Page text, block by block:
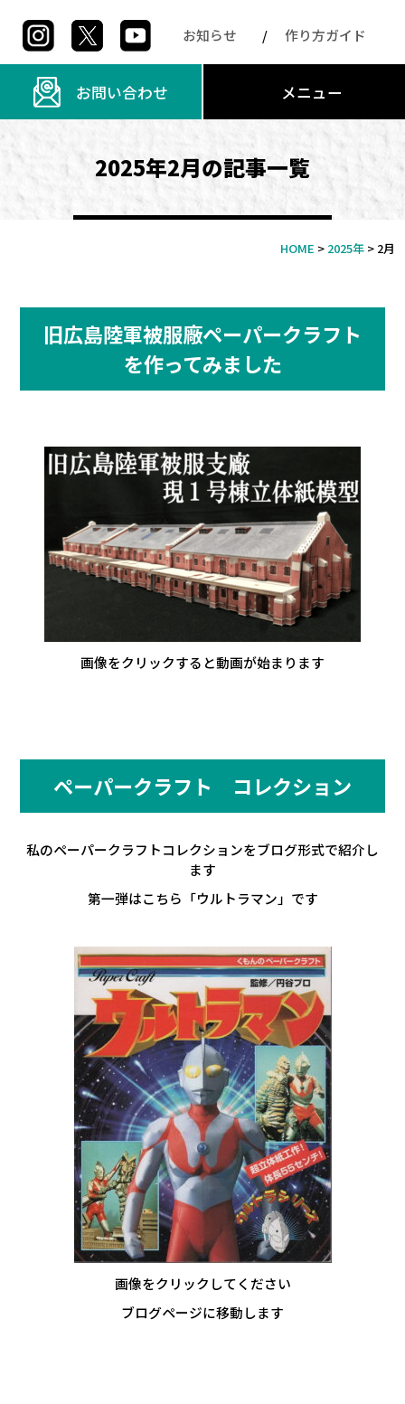
お知らせ 作り方ガイド
お問い合わせ メニュー
2025年2月の記事一覧
HOME > 2025年> 2月
旧広島陸軍被服廠ペーパークラフト
を作ってみました
画像をクリックすると動画が始まります
ペーパークラフト コレクション
私のペーパークラフトコレクションをブログ形式で紹介し
ます
第一弾はこちら「ウルトラマン」です
画像をクリックしてください
ブログページに移動します